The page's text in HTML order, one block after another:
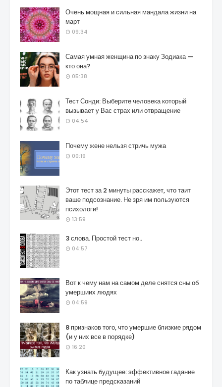
Очень мощная и сильная мандала жизни на
март
09:34
Самая умная женщина по знаку Зодиака —
кто она?
05:38
Тест Сонди: Выберите человека который
вызывает у Вас страх или отвращение
04:54
Почему жене нельзя стричь мужа
00:19
Этот тест за 2 минуты расскажет, что таит
ваше подсознание. Не зря им пользуются
психологи!
13:59
3 слова. Простой тест но..
04:57
Вот к чему нам на самом деле снятся сны об
умершиих людях
04:59
8 признаков того, что умершие близкие рядом
(и у них все в порядке)
16:20
Как узнать будущее: эффективное гадание
по таблице предсказаний